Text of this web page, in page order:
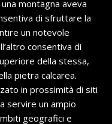
montagna aveva
di sfruttare la
un notevole
consentiva di
della stessa,
pietra calcarea.
in prossimità di siti
servire un ampio
geografici e